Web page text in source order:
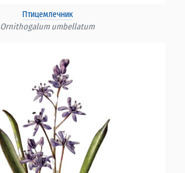
Птицемлечник
Ornithogalum umbellatum